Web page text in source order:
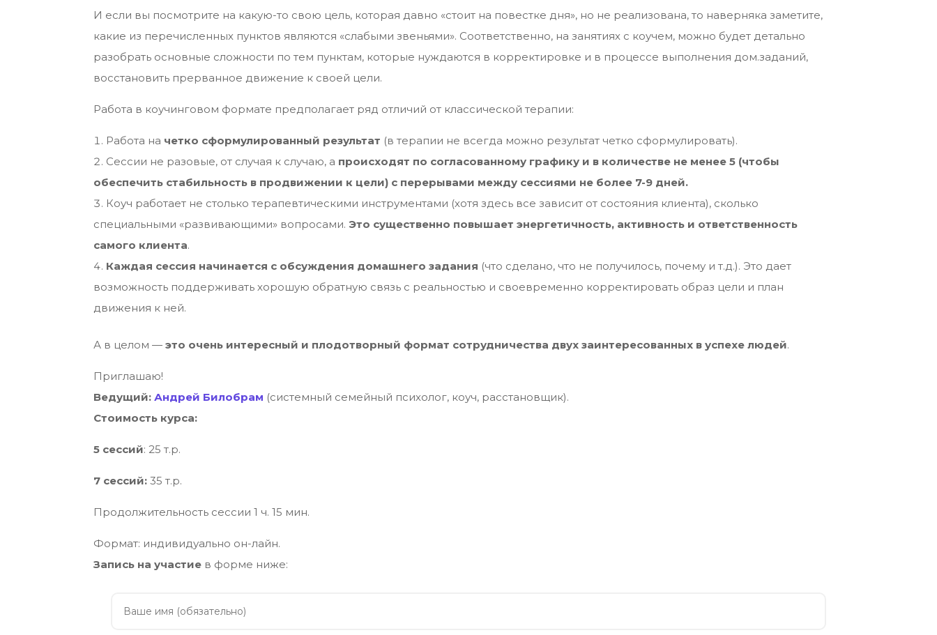
И если вы посмотрите на какую-то свою цель, которая давно «стоит на повестке дня», но не реализована, то наверняка заметите,
какие из перечисленных пунктов являются «слабыми звеньями». Соответственно, на занятиях с коучем, можно будет детально
разобрать основные сложности по тем пунктам, которые нуждаются в корректировке и в процессе выполнения дом.заданий,
восстановить прерванное движение к своей цели.
Работа в коучинговом формате предполагает ряд отличий от классической терапии:
Работа на четко сформулированный результат (в терапии не всегда можно результат четко сформулировать).
Сессии не разовые, от случая к случаю, а происходят по согласованному графику и в количестве не менее 5 (чтобы
обеспечить стабильность в продвижении к цели) с перерывами между сессиями не более 7-9 дней.
Коуч работает не столько терапевтическими инструментами (хотя здесь все зависит от состояния клиента), сколько
специальными «развивающими» вопросами.Это существенно повышает энергетичность, активность и ответственность
самого клиента.
Каждая сессия начинается с обсуждения домашнего задания (что сделано, что не получилось, почему и т.д.). Это дает
возможность поддерживать хорошую обратную связь с реальностью и своевременно корректировать образ цели и план
движения к ней.
А в целом —это очень интересный и плодотворный формат сотрудничества двух заинтересованных в успехе людей.
Приглашаю!
Ведущий:Андрей Билобрам (системный семейный психолог, коуч, расстановщик).
Стоимость курса:
5 сессий: 25 т.р.
7 сессий:35 т.р.
Продолжительность сессии 1 ч. 15 мин.
Формат: индивидуально он-лайн.
Запись на участие в форме ниже: